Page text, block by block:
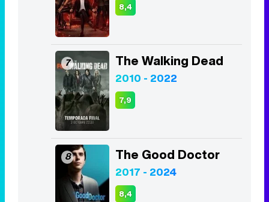
8,4
7 The Walking Dead
2010 - 2022
7,9
8 The Good Doctor
2017 - 2024
8,4